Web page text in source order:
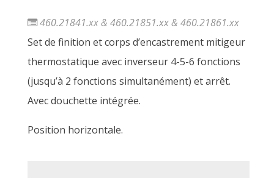
460.21841.xx & 460.21851.xx & 460.21861.xx
Set de finition et corps d’encastrement mitigeur
thermostatique avec inverseur 4-5-6 fonctions
(jusqu’à 2 fonctions simultanément) et arrêt.
Avec douchette intégrée.
Position horizontale.